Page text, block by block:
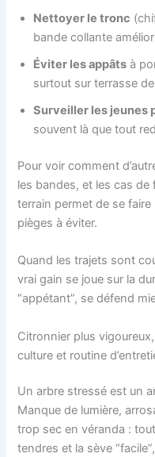
Nettoyer le tronc
bande collante
Éviter les appâts à
surtout sur terrasse
Surveiller les jeunes
souvent là que tout
Pour voir comment
les bandes, et les cas de
terrain permet de se
pièges à éviter.
Quand les trajets sont
vrai gain se joue sur la
“appétant”, se défend
Citronnier plus
culture et routine
Un arbre stressé est un
Manque de lumière,
trop sec en véranda :
tendres et la sève